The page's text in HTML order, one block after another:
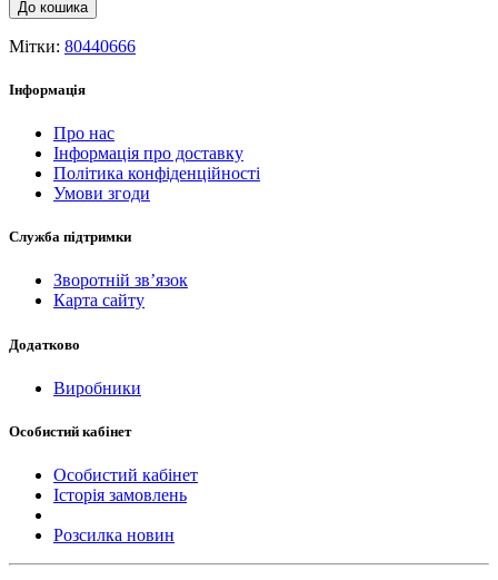
До кошика
Мітки: 80440666
Інформація
Про нас
Інформація про доставку
Політика конфіденційності
Умови згоди
Служба підтримки
Зворотній зв’язок
Карта сайту
Додатково
Виробники
Особистий кабінет
Особистий кабінет
Історія замовлень
Розсилка новин